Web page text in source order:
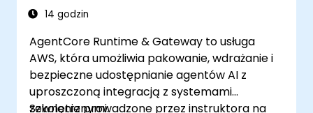
14 godzin
AgentCore Runtime & Gateway to usługa
AWS, która umożliwia pakowanie, wdrażanie i
bezpieczne udostępnianie agentów AI z
uproszczoną integracją z systemami
zewnętrznymi.
Szkolenie prowadzone przez instruktora na